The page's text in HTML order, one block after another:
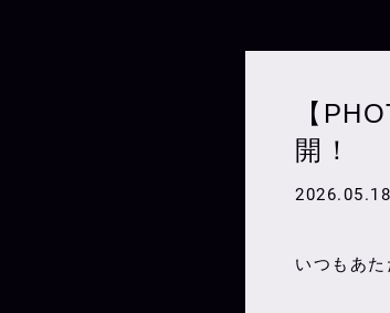
【
開！
2026.05.18
いつもあた